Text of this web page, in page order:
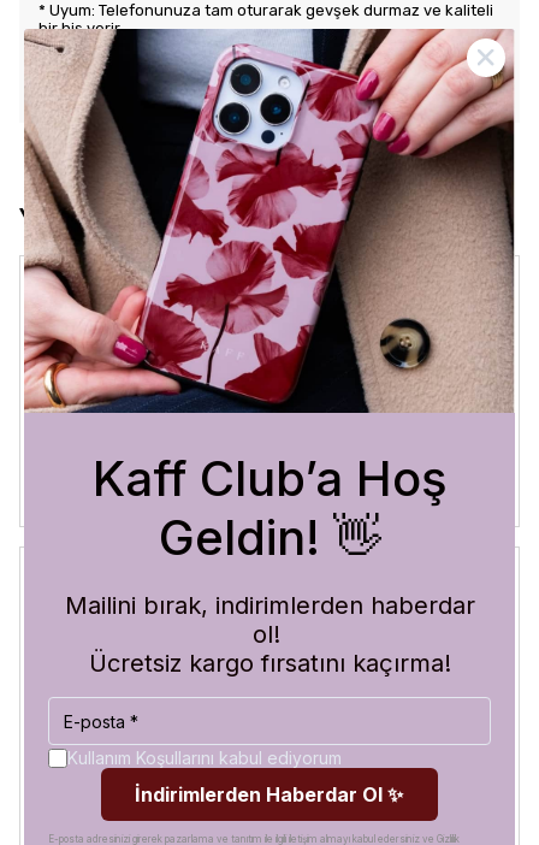
* Uyum: Telefonunuza tam oturarak gevşek durmaz ve kaliteli
bir his verir.
KARGO VE İADE POLİTİKASI
Yorumlar
Crystal Sage
3 Ağustos 2026
Bükra A.
Satın Alınmış
Blue Abyss
Görür görmez çok beğendim. Hem desen olarak çok şık
hem de koruma olarak çok güvenilir. Ayrıca hızlı kargolama
için teşekkürler
Kaff Club’a Hoş
Geldin! 👋
Mailini bırak, indirimlerden haberdar
ol!
Ücretsiz kargo fırsatını kaçırma!
Kullanım Koşullarını kabul ediyorum
İndirimlerden Haberdar Ol ✨
E-posta adresinizi girerek pazarlama ve tanıtım ile ilgili iletişim almayı kabul edersiniz ve Gizlilik